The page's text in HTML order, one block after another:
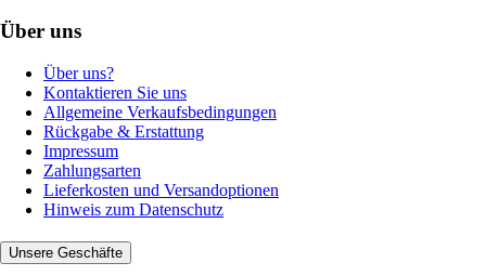
Über uns
Über uns?
Kontaktieren Sie uns
Allgemeine Verkaufsbedingungen
Rückgabe & Erstattung
Impressum
Zahlungsarten
Lieferkosten und Versandoptionen
Hinweis zum Datenschutz
Unsere Geschäfte